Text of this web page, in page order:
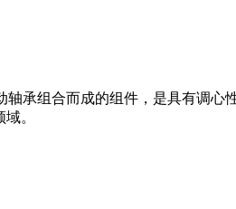
承组合而成的组件，是具有调心
。